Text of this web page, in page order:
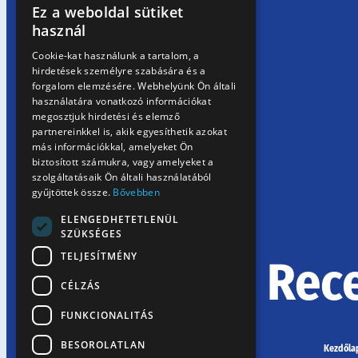
SK
RO
Ez a weboldal sütiket
használ
Cookie-kat használunk a tartalom, a
hirdetések személyre szabására és a
forgalom elemzésére. Webhelyünk Ön általi
használatára vonatkozó információkat
megosztjuk hirdetési és elemző
partnereinkkel is, akik egyesíthetik azokat
más információkkal, amelyeket Ön
biztosított számukra, vagy amelyeket a
szolgáltatásaik Ön általi használatából
gyűjtöttek össze. Bővebben
ELENGEDHETETLENÜL
SZÜKSÉGES
TELJESÍTMÉNY
CÉLZÁS
FUNKCIONALITÁS
BESOROLATLAN